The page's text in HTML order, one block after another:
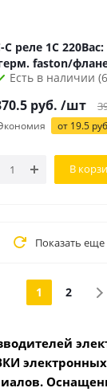
герм. faston/
Есть в наличии
руб. /шт
от 19.5
В
Показать еще
1 2